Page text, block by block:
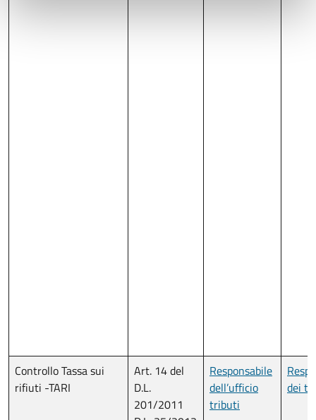
Controllo Tassa sui
rifiuti -TARI
Art. 14 del
D.L.
201/2011
Responsabile
dell’ufficio
tributi
dei